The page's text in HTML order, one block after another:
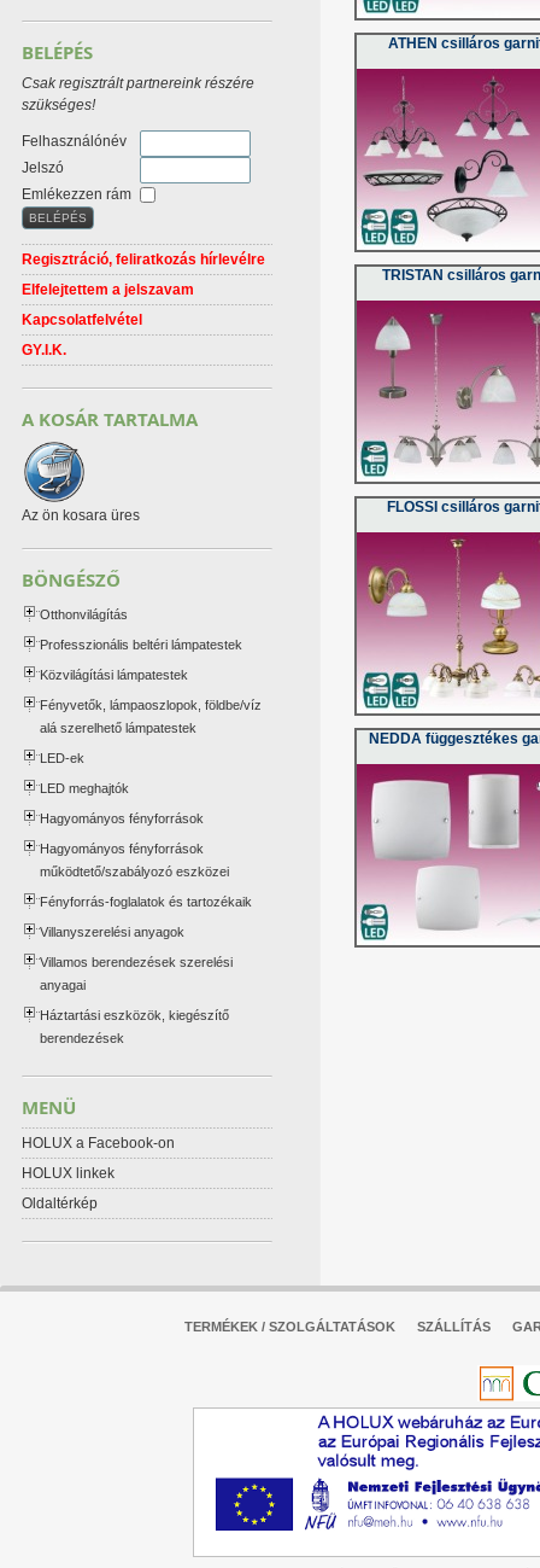
ATHEN csilláros
TRISTAN csilláros
FLOSSI csilláros
NEDDA függesztékes
BELÉPÉS
Csak regisztrált partnereink részére
szükséges!
Felhasználónév
Jelszó
Emlékezzen rám
Regisztráció, feliratkozás hírlevélre
Elfelejtettem a jelszavam
Kapcsolatfelvétel
GY.I.K.
A KOSÁR TARTALMA
Az ön kosara üres
BÖNGÉSZŐ
Otthonvilágítás
Professzionális beltéri lámpatestek
Közvilágítási lámpatestek
Fényvetők, lámpaoszlopok, földbe/víz
alá szerelhető lámpatestek
LED-ek
LED meghajtók
Hagyományos fényforrások
Hagyományos fényforrások
működtető/szabályozó eszközei
Fényforrás-foglalatok és tartozékaik
Villanyszerelési anyagok
Villamos berendezések szerelési
anyagai
Háztartási eszközök, kiegészítő
berendezések
MENÜ
HOLUX a Facebook-on
HOLUX linkek
Oldaltérkép
TERMÉKEK / SZOLGÁLTATÁSOK SZÁLLÍTÁS